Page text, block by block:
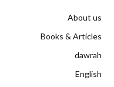
About us
Books & Articles
dawrah
English